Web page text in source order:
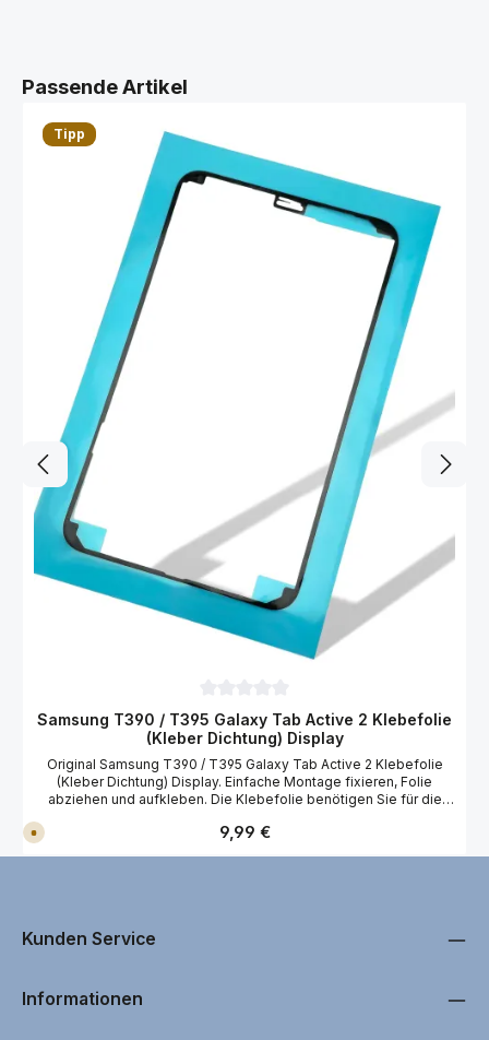
Produktgalerie überspringen
Passende Artikel
Tipp
Durchschnittliche Bewertung von 0 von
Samsung T390 / T395 Galaxy Tab Active 2 Klebefolie
(Kleber Dichtung) Display
Original Samsung T390 / T395 Galaxy Tab Active 2 Klebefolie
(Kleber Dichtung) Display. Einfache Montage fixieren, Folie
abziehen und aufkleben. Die Klebefolie benötigen Sie für die
Active 2 Display. Wir empfehlen Ihnen bei der Reparatur vom
Regulärer Preis:
V
e
r
e
r
g
i
9,99 €
Kunden Service
Informationen